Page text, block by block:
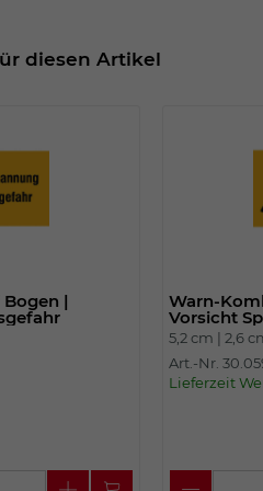
diesen Artikel
| Warn-
Vorsicht
5,2 cm |2,6
Art.-Nr.
Lieferzeit